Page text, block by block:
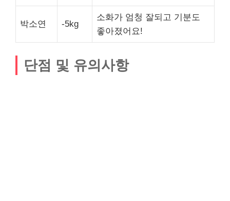
박소연 -5kg
소화가 엄청 잘되고 기분도
좋아졌어요!
단점 및 유의사항